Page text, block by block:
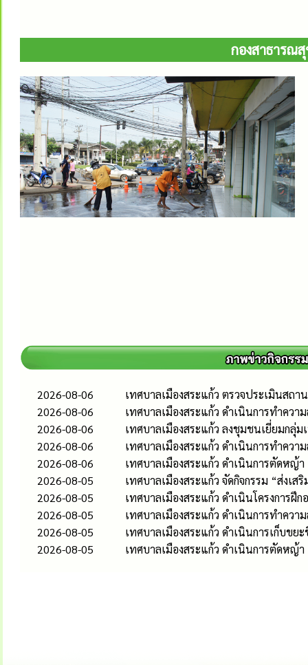
กองสาธารณ
2026-08-06
เทศบาลเมืองสระแก้ว ตรวจประเมินสถ
2026-08-06
เทศบาลเมืองสระแก้ว ดำเนินการทำควา
2026-08-06
เทศบาลเมืองสระแก้ว ลงชุมชนเยี่ยมกลุ่ม
2026-08-06
เทศบาลเมืองสระแก้ว ดำเนินการทำควา
2026-08-06
เทศบาลเมืองสระแก้ว ดำเนินการตัดหญ้า
2026-08-05
เทศบาลเมืองสระแก้ว จัดกิจกรรม “ส่งเ
2026-08-05
เทศบาลเมืองสระแก้ว ดำเนินโครงการ
2026-08-05
เทศบาลเมืองสระแก้ว ดำเนินการทำควา
2026-08-05
เทศบาลเมืองสระแก้ว ดำเนินการเก็บขย
2026-08-05
เทศบาลเมืองสระแก้ว ดำเนินการตัดหญ้า